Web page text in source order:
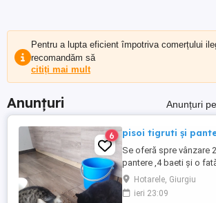
Pentru a lupta eficient împotriva comerțului
recomandăm să
citiți mai mult
Anunțuri Anunțuri
6 pisoi tigruti și
Se oferă spre vânzare
pantere ,4 baeti și o
Hotarele, Giurgiu
ieri 23:09